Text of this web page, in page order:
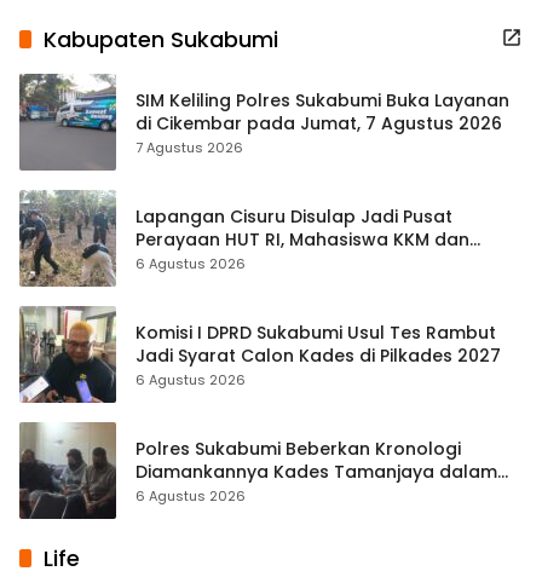
Kabupaten Sukabumi
SIM Keliling Polres Sukabumi Buka Layanan
di Cikembar pada Jumat, 7 Agustus 2026
7 Agustus 2026
Lapangan Cisuru Disulap Jadi Pusat
Perayaan HUT RI, Mahasiswa KKM dan
Warga Satukan Tenaga
6 Agustus 2026
Komisi I DPRD Sukabumi Usul Tes Rambut
Jadi Syarat Calon Kades di Pilkades 2027
6 Agustus 2026
Polres Sukabumi Beberkan Kronologi
Diamankannya Kades Tamanjaya dalam
Kasus Sabu
6 Agustus 2026
Life